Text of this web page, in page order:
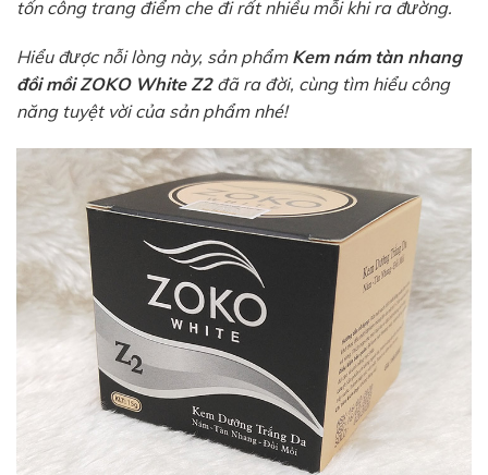
tốn công trang điểm che đi rất nhiều mỗi khi ra đường.
Hiểu được nỗi lòng này, sản phẩm Kem nám tàn nhang
đồi mồi ZOKO White Z2đã ra đời, cùng tìm hiểu công
năng tuyệt vời của sản phẩm nhé!